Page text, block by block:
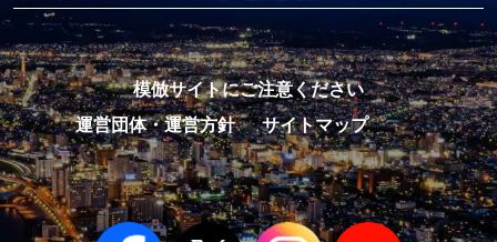
模倣サイトにご注意ください
運営団体・運営方針
サイトマップ